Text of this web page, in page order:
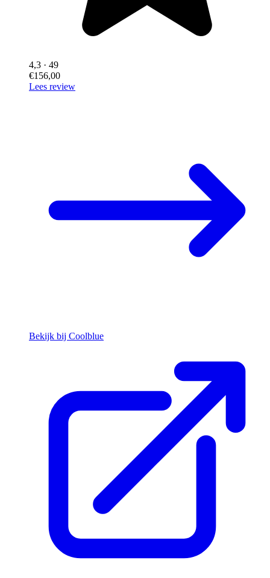
4,3 · 49
€156,00
Lees review
Bekijk bij Coolblue